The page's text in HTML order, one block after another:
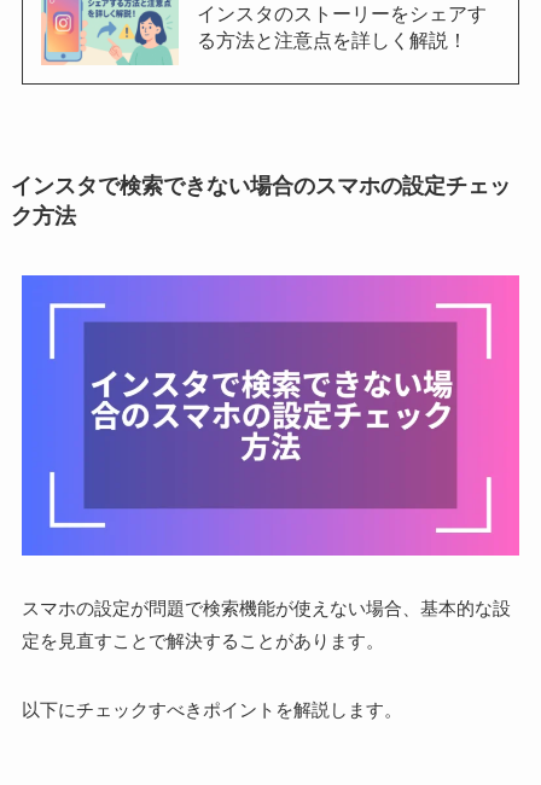
インスタのストーリーをシェアす
る方法と注意点を詳しく解説！
インスタで検索できない場合のスマホの設定チェッ
ク方法
スマホの設定が問題で検索機能が使えない場合、基本的な設
定を見直すことで解決することがあります。
以下にチェックすべきポイントを解説します。